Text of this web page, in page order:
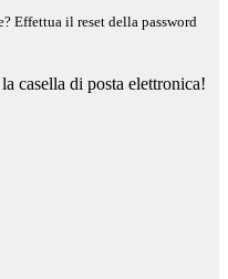
Effettua il reset della password
casella di posta elettronica!